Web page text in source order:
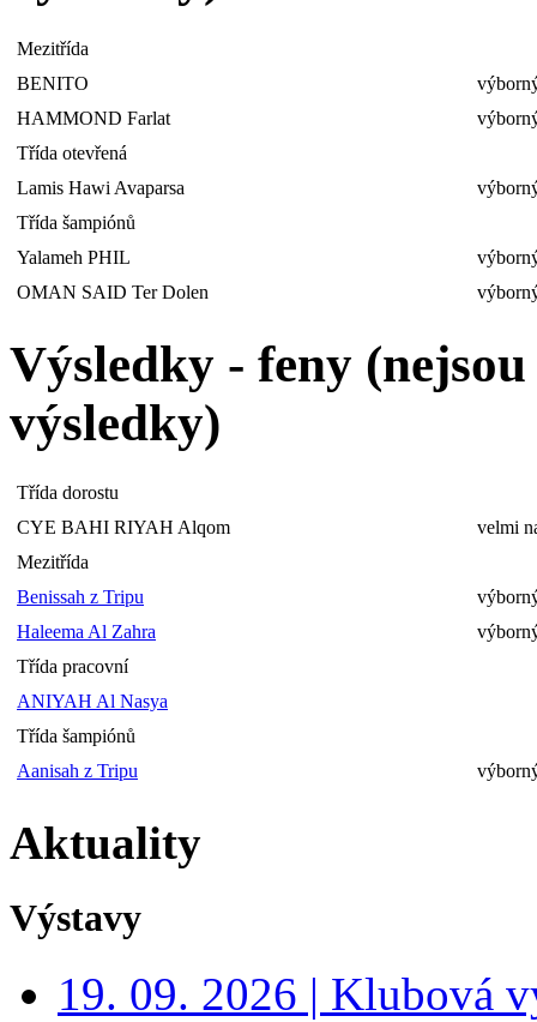
Mezitřída
BENITO
HAMMOND Farlat
Třída otevřená
Lamis Hawi Avaparsa
Třída šampiónů
Yalameh PHIL
OMAN SAID Ter Dolen
Výsledky - feny
výsledky)
Třída dorostu
CYE BAHI RIYAH Alqom
velmi
Mezitřída
Benissah z Tripu
Haleema Al Zahra
Třída pracovní
ANIYAH Al Nasya
Třída šampiónů
Aanisah z Tripu
Aktuality
Výstavy
19. 09. 2026 | Klubová